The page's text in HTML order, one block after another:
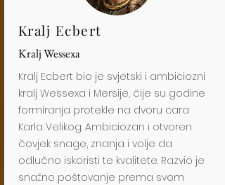
Kralj Ecbert
Kralj Wessexa
Kralj Ecbert bio je svjetski i ambiciozni
kralj Wessexa i Mersije, čije su godine
formiranja protekle na dvoru cara
Karla Velikog. Ambiciozan i otvoren
čovjek snage, znanja i volje da
odlučno iskoristi te kvalitete. Razvio je
snažno poštovanje prema svom